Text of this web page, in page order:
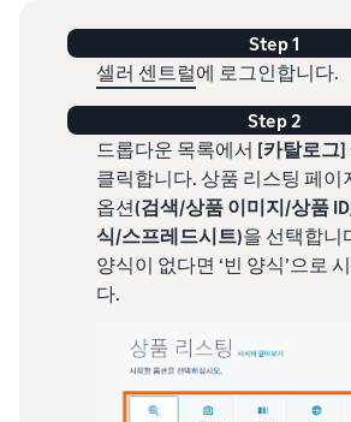
Step 1
셀러 센트럴에 로그인합니다.
Step 2
드롭다운 목록에서 [카탈로그
클릭합니다. 상품 리스팅 페이
옵션(검색/상품 이미지/상품
식/스프레드시트)을 선택합니
양식이 없다면 ‘빈 양식’으로
다.